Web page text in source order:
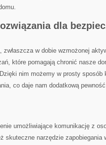
dla
zwłaszcza w dobie ⁤wzmożonej
które pomagają chronić nasze
nim możemy w‍ prosty⁢ sposób
‌co ⁤daje ​nam dodatkową
umożliwiające komunikację z
skuteczne ⁢narzędzie zapobiegania